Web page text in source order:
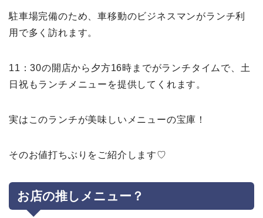
駐車場完備のため、車移動のビジネスマンがランチ利
用で多く訪れます。
11：30の開店から夕方16時までがランチタイムで、土
日祝もランチメニューを提供してくれます。
実はこのランチが美味しいメニューの宝庫！
そのお値打ちぶりをご紹介します♡
お店の推しメニュー？